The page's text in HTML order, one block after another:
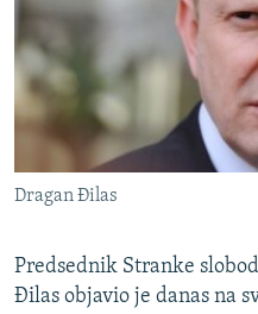
DNEVNO@RSE
SPECIJALI RSE
VIŠE OD NASLOVA
GENOCID U SREBRENICI
POPLAVE I KLIZIŠTA U BIH 2024.
TV LIBERTY
POST SCRIPTUM
PRATITE NAS
Sve RFE/RL stranice
Dragan Đilas
Predsednik Stranke
Đilas objavio je danas na